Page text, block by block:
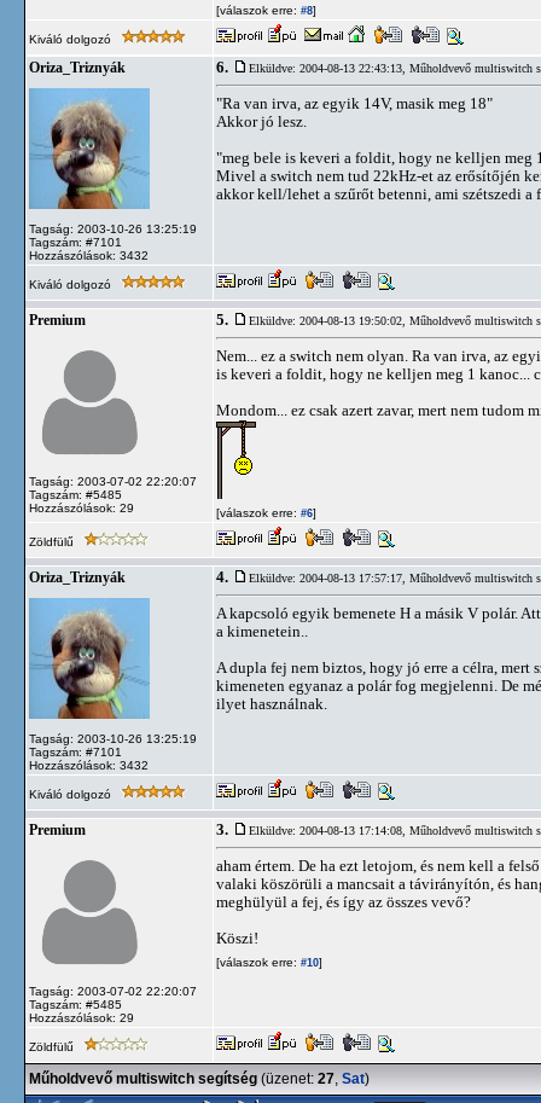
[válaszok erre: #8]
Kiváló dolgozó
Oriza_Triznyák
Tagság: 2003-10-26 13:25:19
Tagszám: #7101
Hozzászólások: 3432
6. Elküldve: 2004-08-13 22:43:13, Műholdvevő multiswitch
"Ra van irva, az egyik 14V, masik meg 18"
Akkor jó lesz.
"meg bele is keveri a foldit, hogy ne kelljen meg
Mivel a switch nem tud 22kHz-et az erősítőjén
akkor kell/lehet a szűrőt betenni, ami szétszedi a
Kiváló dolgozó
Premium
Tagság: 2003-07-02 22:20:07
Tagszám: #5485
Hozzászólások: 29
5. Elküldve: 2004-08-13 19:50:02, Műholdvevő multiswitch
Nem... ez a switch nem olyan. Ra van irva, az
is keveri a foldit, hogy ne kelljen meg 1 kanoc...
Mondom... ez csak azert zavar, mert nem tudom
[válaszok erre: #6]
Zöldfülű
Oriza_Triznyák
Tagság: 2003-10-26 13:25:19
Tagszám: #7101
Hozzászólások: 3432
4. Elküldve: 2004-08-13 17:57:17, Műholdvevő multiswitch
A kapcsoló egyik bemenete H a másik V polár.
a kimenetein..
A dupla fej nem biztos, hogy jó erre a célra, mert
kimeneten egyanaz a polár fog megjelenni. De
ilyet használnak.
Kiváló dolgozó
Premium
Tagság: 2003-07-02 22:20:07
Tagszám: #5485
Hozzászólások: 29
3. Elküldve: 2004-08-13 17:14:08, Műholdvevő multiswitch
aham értem. De ha ezt letojom, és nem kell a
valaki köszörüli a mancsait a távirányítón, és
meghülyül a fej, és így az összes vevő?
Köszi!
[válaszok erre: #10]
Zöldfülű
Műholdvevő multiswitch segítség (üzenet: 27, Sat)